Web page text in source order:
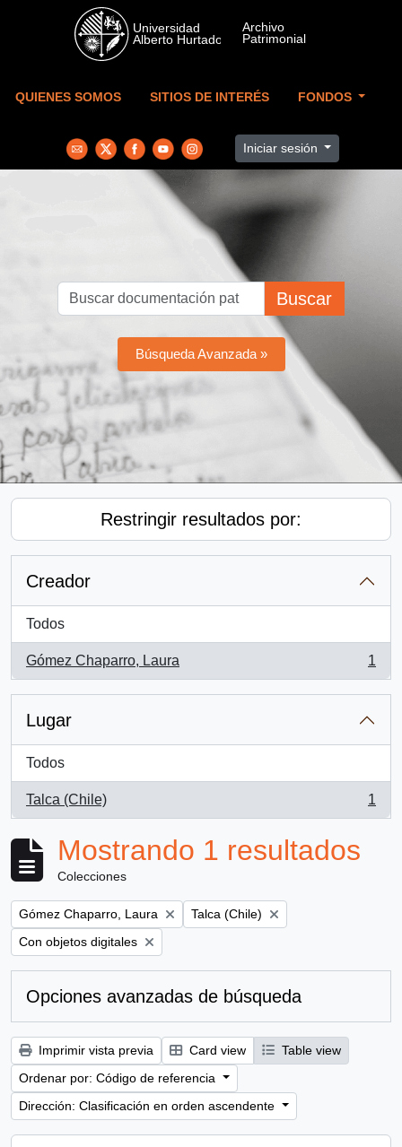
Skip to main content
QUIENES SOMOS SITIOS DE INTERÉS FONDOS
Iniciar sesión
Buscar
Búsqueda Avanzada »
Restringir resultados por:
Creador
Todos
Gómez Chaparro, Laura
, 1 resultados
1
Lugar
Todos
Talca (Chile)
, 1 resultados
1
Mostrando 1 resultados
Colecciones
Remove filter:
Gómez Chaparro, Laura Remove filter:
Talca (Chile)
Remove filter:
Con objetos digitales
Opciones avanzadas de búsqueda
Imprimir vista previa Card view
Table view
Ordenar por: Código de referencia
Dirección: Clasificación en orden ascendente